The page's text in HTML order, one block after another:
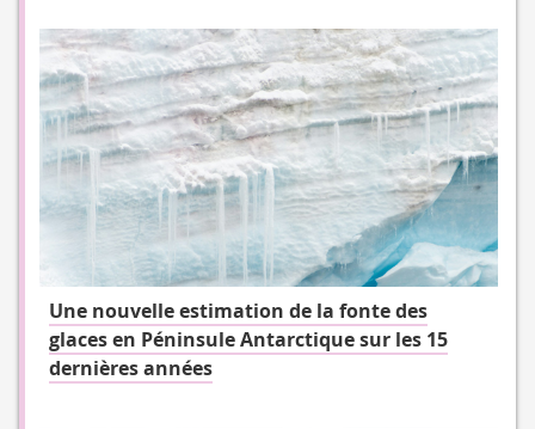
Une nouvelle estimation de la fonte des
glaces en Péninsule Antarctique sur les 15
dernières années